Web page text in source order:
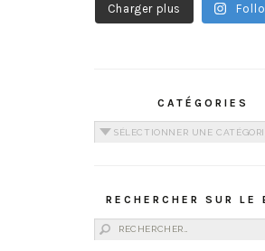
Charger plus
CATÉGORIES
Catégories
RECHERCHER SUR LE
Rechercher :